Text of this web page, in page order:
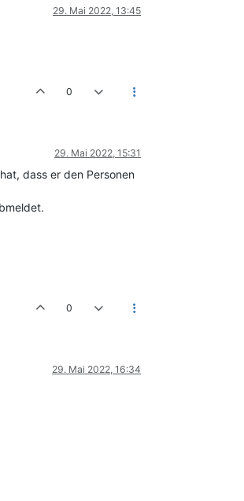
29. Mai 2022, 13:45
0
29. Mai 2022, 15:31
dass er den Personen
0
29. Mai 2022, 16:34